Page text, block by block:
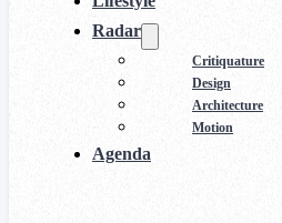
Radar
Critiquature
Design
Architecture
Motion
Agenda